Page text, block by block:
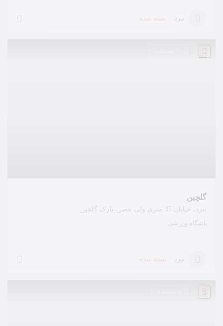
نبرد بسته شده
گلچین
نبرد، خیابان 35 متری ولی عصر، پارک گلچین
باشگاه ورزشی
نبرد بسته شده